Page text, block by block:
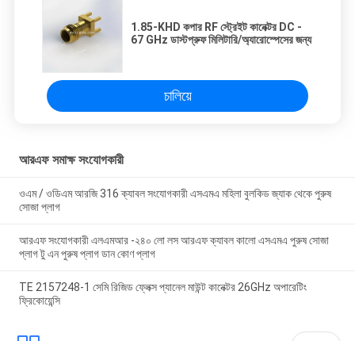
1.85-KHD কপার RF স্ট্রেইট কানেক্টর DC -
67 GHz ডাস্টপ্রুফ মিলিটারি/অ্যারোস্পেসের জন্য
চালিয়ে
আরএফ সমাক্ষ সংযোগকারী
ওএম / ওডিএম আরজি 316 ক্যাবল সংযোগকারী এসএমএ মহিলা বুলকিড জ্যাক থেকে পুরুষ
সোজা প্লাগ
আরএফ সংযোগকারী এলএমআর -২৪০ লো লস আরএফ ক্যাবল কালো এসএমএ পুরুষ সোজা
প্লাগ টু এন পুরুষ প্লাগ ডান কোণ প্লাগ
TE 2157248-1 সেমি রিজিড ফ্লেক্স প্যানেল মাউন্ট কানেক্টর 26GHz অপারেটিং
ফ্রিকোয়েন্সি